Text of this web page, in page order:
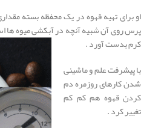
او برای تهیه قهوه در یک محفظه بسته
پرس روی آن شبیه آنچه در آبکشی میوه ها
کرم بدست آورد .
با پیشرفت علم و ماشینی
شدن کارهای روزمره دم
کردن قهوه هم کم کم
تغییر کرد .